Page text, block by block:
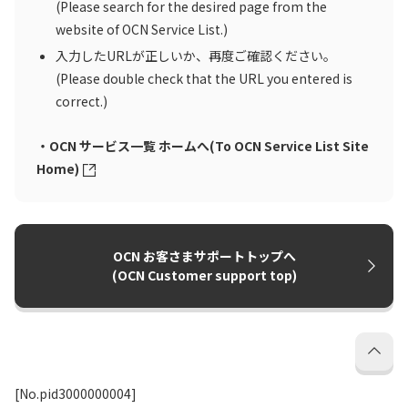
(Please search for the desired page from the
website of OCN Service List.)
入力したURLが正しいか、再度ご確認ください。
(Please double check that the URL you entered is
correct.)
・OCN サービス一覧 ホームへ(To OCN Service List Site
Home)
OCN お客さまサポートトップへ
(OCN Customer support top)
[No.pid3000000004]